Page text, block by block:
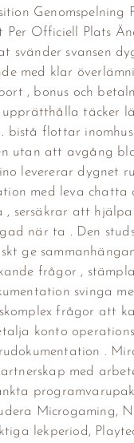
Genomspelning
Per Officiell Plats
svänder svansen
med klar
, bonus och
upprätthålla täcker
bistå flottar
utan att avgång
levererar dygnet
med leva chatta
, sersäkrar att
när ta . Den
ge
frågor ,
svinga
frågor att
konto
.
med
Microgaming,
lekperiod,